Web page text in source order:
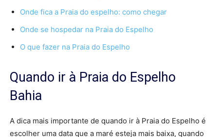
Onde fica a Praia do espelho: como chegar
Onde se hospedar na Praia do Espelho
O que fazer na Praia do Espelho
Quando ir à Praia do Espelho
Bahia
A dica mais importante de quando ir à Praia do Espelho é
escolher uma data que a maré esteja mais baixa, quando